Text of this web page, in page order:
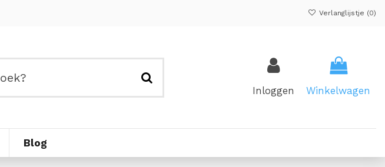
Verlanglijstje (0)
Inloggen Winkelwagen
Blog